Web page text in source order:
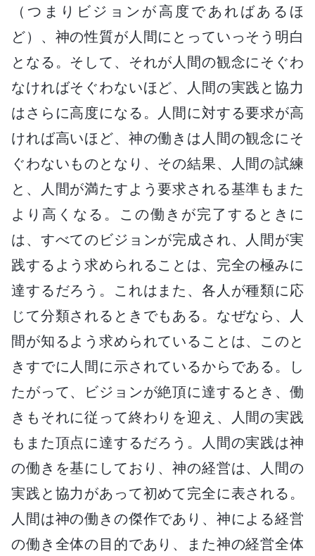
（つまりビジョンが高度であればあるほ
ど）、神の性質が人間にとっていっそう明白
となる。そして、それが人間の観念にそぐわ
なければそぐわないほど、人間の実践と協力
はさらに高度になる。人間に対する要求が高
ければ高いほど、神の働きは人間の観念にそ
ぐわないものとなり、その結果、人間の試練
と、人間が満たすよう要求される基準もまた
より高くなる。この働きが完了するときに
は、すべてのビジョンが完成され、人間が実
践するよう求められることは、完全の極みに
達するだろう。これはまた、各人が種類に応
じて分類されるときでもある。なぜなら、人
間が知るよう求められていることは、このと
きすでに人間に示されているからである。し
たがって、ビジョンが絶頂に達するとき、働
きもそれに従って終わりを迎え、人間の実践
もまた頂点に達するだろう。人間の実践は神
の働きを基にしており、神の経営は、人間の
実践と協力があって初めて完全に表される。
人間は神の働きの傑作であり、神による経営
の働き全体の目的であり、また神の経営全体